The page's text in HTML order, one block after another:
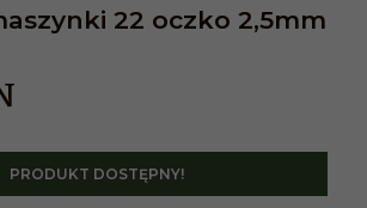
22 oczko 2,5mm
PRODUKT DOSTĘPNY!